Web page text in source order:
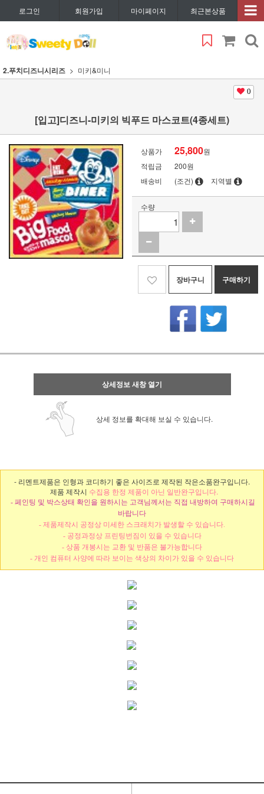
로그인 회원가입 마이페이지 최근본상품
2.푸치디즈니시리즈 미키&미니
0
[입고]디즈니-미키의 빅푸드 마스코트(4종세트)
상품가 25,800원
적립금
200원
배송비
(조건) 지역별
수량
장바구니 구매하기
상세정보 새창 열기
상세 정보를 확대해 보실 수 있습니다.
- 리멘트제품은 인형과 코디하기 좋은 사이즈로 제작된 작은소품완구입니다.
제품 제작시 수집용 한정 제품이 아닌 일반완구입니다.
- 페인팅 및 박스상태 확인을 원하시는 고객님께서는 직접 내방하여 구매하시길
바랍니다
- 제품제작시 공정상 미세한 스크래치가 발생할 수 있습니다.
- 공정과정상 프린팅번짐이 있을 수 있습니다
- 상품 개봉시는 교환 및 반품은 불가능합니다
- 개인 컴퓨터 사양에 따라 보이는 색상의 차이가 있을 수 있습니다